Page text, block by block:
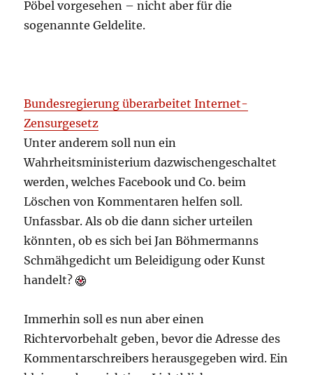
Pöbel vorgesehen – nicht aber für die
sogenannte Geldelite.
Bundesregierung überarbeitet Internet-
Zensurgesetz
Unter anderem soll nun ein
Wahrheitsministerium dazwischengeschaltet
werden, welches Facebook und Co. beim
Löschen von Kommentaren helfen soll.
Unfassbar. Als ob die dann sicher urteilen
könnten, ob es sich bei Jan Böhmermanns
Schmähgedicht um Beleidigung oder Kunst
handelt?
Immerhin soll es nun aber einen
Richtervorbehalt geben, bevor die Adresse des
Kommentarschreibers herausgegeben wird. Ein